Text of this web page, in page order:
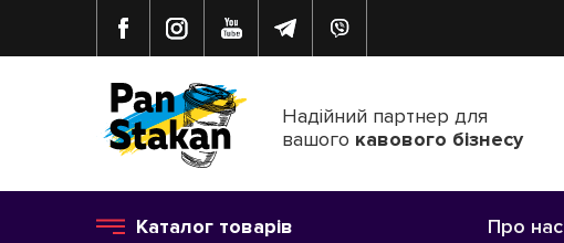
Надійний партнер для
вашого кавового бізнесу
Каталог товарів Про нас